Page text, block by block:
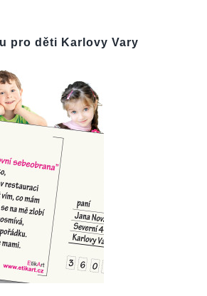
pro děti Karlovy Vary